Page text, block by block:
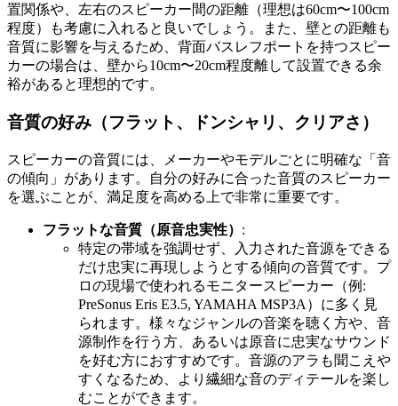
置関係や、左右のスピーカー間の距離（理想は60cm〜100cm
程度）も考慮に入れると良いでしょう。また、壁との距離も
音質に影響を与えるため、背面バスレフポートを持つスピー
カーの場合は、壁から10cm〜20cm程度離して設置できる余
裕があると理想的です。
音質の好み（フラット、ドンシャリ、クリアさ）
スピーカーの音質には、メーカーやモデルごとに明確な「音
の傾向」があります。自分の好みに合った音質のスピーカー
を選ぶことが、満足度を高める上で非常に重要です。
フラットな音質（原音忠実性） :
特定の帯域を強調せず、入力された音源をできる
だけ忠実に再現しようとする傾向の音質です。プ
ロの現場で使われるモニタースピーカー（例:
PreSonus Eris E3.5, YAMAHA MSP3A）に多く見
られます。様々なジャンルの音楽を聴く方や、音
源制作を行う方、あるいは原音に忠実なサウンド
を好む方におすすめです。音源のアラも聞こえや
すくなるため、より繊細な音のディテールを楽し
むことができます。